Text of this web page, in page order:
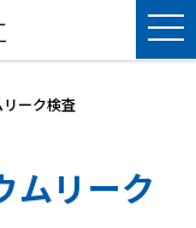
ーク検査
ムリーク